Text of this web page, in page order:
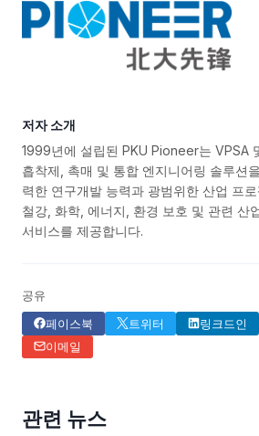
저자 소개
1999년에 설립된 PKU Pioneer는 VPSA
흡착제, 촉매 및 통합 엔지니어링 솔루션
력한 연구개발 능력과 광범위한 산업 프
철강, 화학, 에너지, 환경 보호 및 관련 산
서비스를 제공합니다.
공유
페이스북
트위터 링크드인
이메일
관련 뉴스